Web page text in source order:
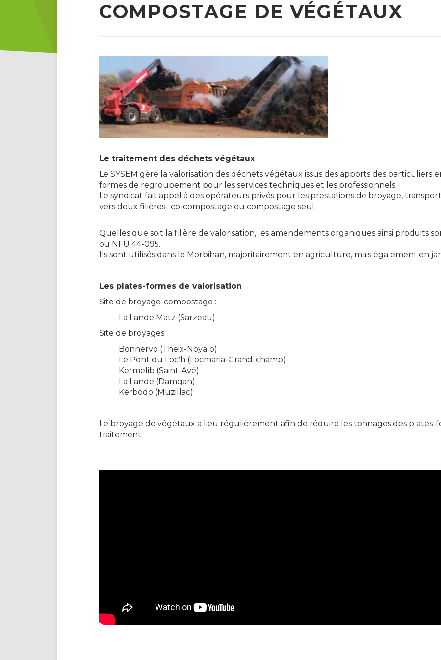
COMPOSTAGE DE VÉGÉTAUX
Le traitement des déchets végétaux
Le SYSEM gère la valorisation des déchets végétaux issus des apports des particuliers
formes de regroupement pour les services techniques et les professionnels.
Le syndicat fait appel à des opérateurs privés pour les prestations de broyage,
vers deux filières : co-compostage ou compostage seul.
Quelles que soit la filière de valorisation, les amendements organiques ainsi produits
ou NFU 44-095.
Ils sont utilisés dans le Morbihan, majoritairement en agriculture, mais également en
Les plates-formes de valorisation
Site de broyage-compostage :
La Lande Matz (Sarzeau)
Site de broyages :
Bonnervo (Theix-Noyalo)
Le Pont du Loc'h (Locmaria-Grand-champ)
Kermelib (Saint-Avé)
La Lande (Damgan)
Kerbodo (Muzillac)
Le broyage de végétaux a lieu régulièrement afin de réduire les tonnages des plates-
traitement.